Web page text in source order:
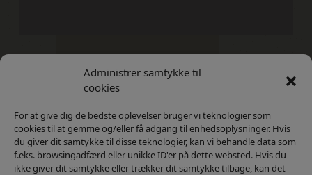
Administrer samtykke til
cookies
For at give dig de bedste oplevelser bruger vi teknologier som
cookies til at gemme og/eller få adgang til enhedsoplysninger. Hvis
du giver dit samtykke til disse teknologier, kan vi behandle data som
f.eks. browsingadfærd eller unikke ID'er på dette websted. Hvis du
ikke giver dit samtykke eller trækker dit samtykke tilbage, kan det
Kontakt